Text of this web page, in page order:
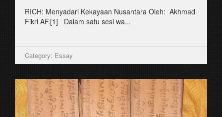
RICH: Menyadari Kekayaan Nusantara Oleh: Akhmad
Fikri AF.[1] Dalam satu sesi wa...
Category: Essay